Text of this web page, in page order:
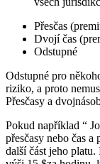
Přesčas
Dvojí čas
Odstupné
Odstupné pro
riziko, a proto
Přesčasy a
Pokud například “
přesčasy nebo čas
další část jeho